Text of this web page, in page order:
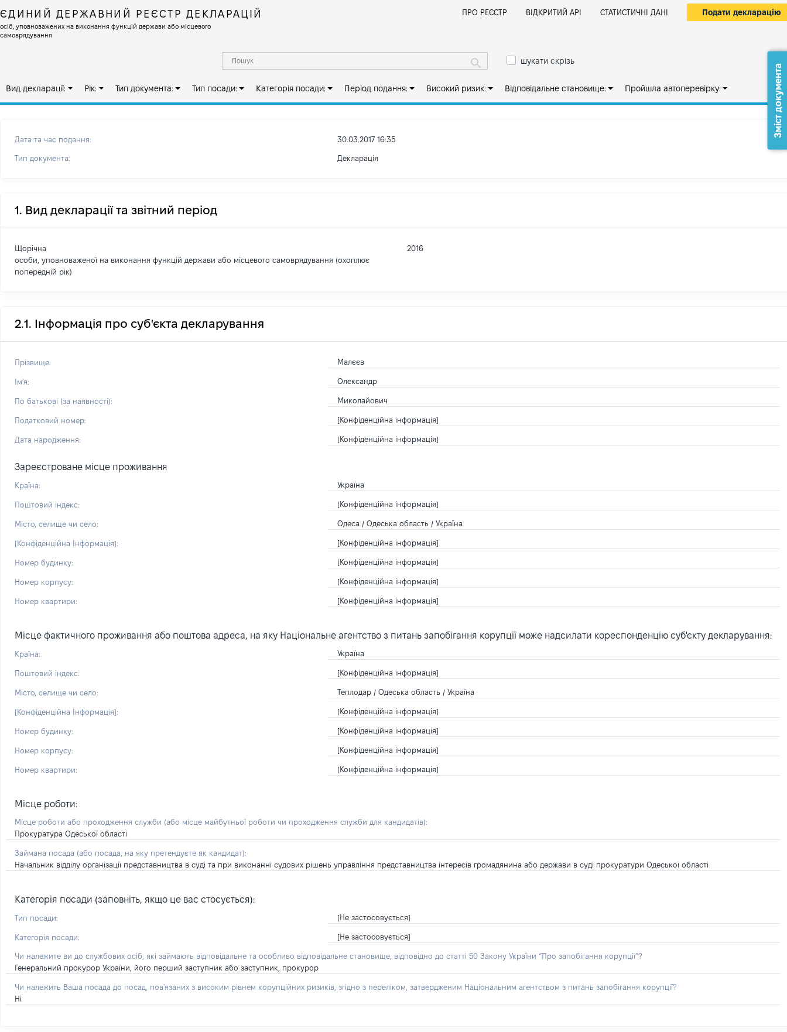
ЄДИНИЙ ДЕРЖАВНИЙ РЕЄСТР ДЕКЛАРАЦІЙ
осіб, уповноважених на виконання функцій держави або місцевого
самоврядування
ПРО РЕЄСТР ВІДКРИТИЙ АРІ СТАТИСТИЧНІ ДАНІ Подати декларацію
шукати скрізь
Вид декларації: Рік: Тип документа: Тип посади: Категорія посади: Період подання: Високий ризик: Відповідальне становище: Пройшла автоперевірку:
Дата та час подання: 30.03.2017 16:35
Тип документа: Декларація
1. Вид декларації та звітний період
Щорічна
особи, уповноваженої на виконання функцій держави або місцевого самоврядування (охоплює
попередній рік)
2016
2.1. Інформація про суб'єкта декларування
Прізвище: Малєєв
Ім'я: Олександр
По батькові (за наявності): Миколайович
Податковий номер: [Конфіденційна інформація]
Дата народження: [Конфіденційна інформація]
Зареєстроване місце проживання
Країна: Україна
Поштовий індекс: [Конфіденційна інформація]
Місто, селище чи село: Одеса / Одеська область / Україна
[Конфіденційна Інформація]: [Конфіденційна інформація]
Номер будинку: [Конфіденційна інформація]
Номер корпусу: [Конфіденційна інформація]
Номер квартири: [Конфіденційна інформація]
Місце фактичного проживання або поштова адреса, на яку Національне агентство з питань запобігання корупції може надсилати кореспонденцію суб'єкту декларування:
Країна: Україна
Поштовий індекс: [Конфіденційна інформація]
Місто, селище чи село: Теплодар / Одеська область / Україна
[Конфіденційна Інформація]: [Конфіденційна інформація]
Номер будинку: [Конфіденційна інформація]
Номер корпусу: [Конфіденційна інформація]
Номер квартири: [Конфіденційна інформація]
Місце роботи:
Місце роботи або проходження служби (або місце майбутньої роботи чи проходження служби для кандидатів):
Прокуратура Одеської області
Займана посада (або посада, на яку претендуєте як кандидат):
Начальник відділу організації представництва в суді та при виконанні судових рішень управління представництва інтересів громадянина або держави в суді прокуратури Одеської області
Категорія посади (заповніть, якщо це вас стосується):
Тип посади: [Не застосовується]
Категорія посади: [Не застосовується]
Чи належите ви до службових осіб, які займають відповідальне та особливо відповідальне становище, відповідно до статті 50 Закону України “Про запобігання корупції”?
Генеральний прокурор України, його перший заступник або заступник, прокурор
Чи належить Ваша посада до посад, пов'язаних з високим рівнем корупційних ризиків, згідно з переліком, затвердженим Національним агентством з питань запобігання корупції?
Ні
Зміст документа